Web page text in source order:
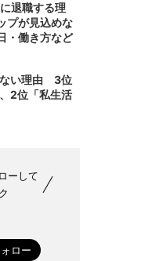
退職する理
プが見込めな
・働き方など
ない理由 3位
2位「私生活
ーして